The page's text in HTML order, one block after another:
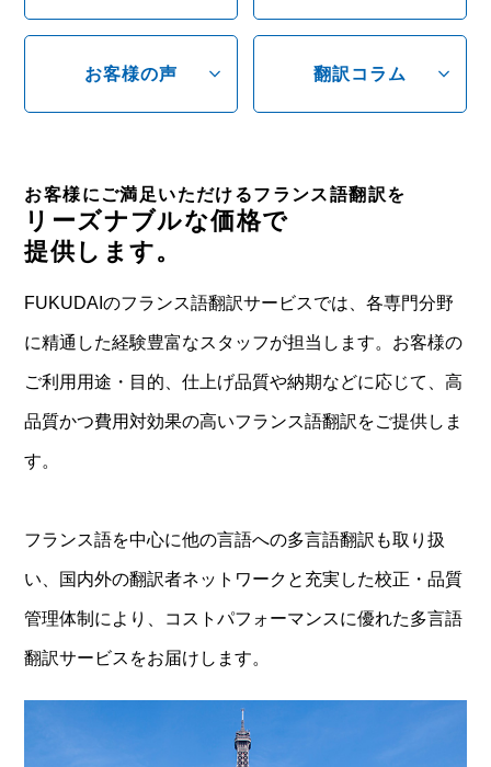
お客様の声 expand_more 翻訳コラム expand_more
お客様にご満足いただけるフランス語翻訳を
リーズナブルな価格で
提供します。
FUKUDAIのフランス語翻訳サービスでは、各専門分野
に精通した経験豊富なスタッフが担当します。お客様の
ご利用用途・目的、仕上げ品質や納期などに応じて、高
品質かつ費用対効果の高いフランス語翻訳をご提供しま
す。
フランス語を中心に他の言語への多言語翻訳も取り扱
い、国内外の翻訳者ネットワークと充実した校正・品質
管理体制により、コストパフォーマンスに優れた多言語
翻訳サービスをお届けします。